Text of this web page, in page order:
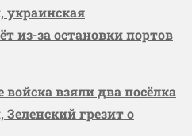
украинская
из-за остановки портов
войска взяли два посёлка
Зеленский грезит о